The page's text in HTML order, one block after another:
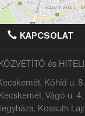
KAPCSOLAT
és
Kőhíd u. 8.
Kecskemét, Vágó u. 4.
Kossuth